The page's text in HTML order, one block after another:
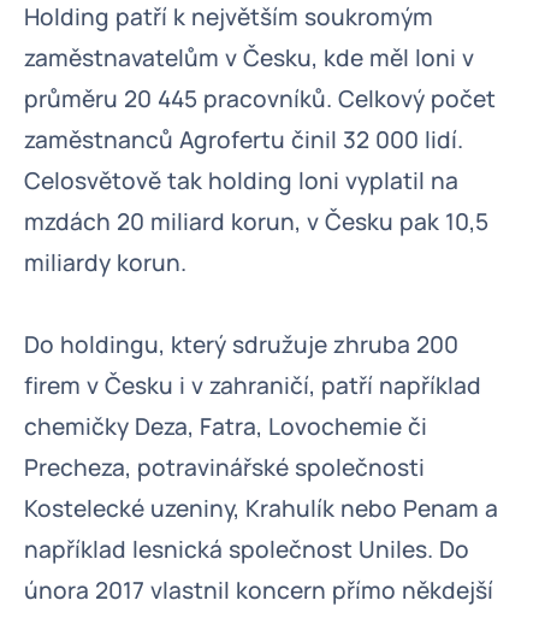
Holding patří k největším soukromým
zaměstnavatelům v Česku, kde měl loni v
průměru 20 445 pracovníků. Celkový počet
zaměstnanců Agrofertu činil 32 000 lidí.
Celosvětově tak holding loni vyplatil na
mzdách 20 miliard korun, v Česku pak 10,5
miliardy korun.
Do holdingu, který sdružuje zhruba 200
firem v Česku i v zahraničí, patří například
chemičky Deza, Fatra, Lovochemie či
Precheza, potravinářské společnosti
Kostelecké uzeniny, Krahulík nebo Penam a
například lesnická společnost Uniles. Do
února 2017 vlastnil koncern přímo někdejší